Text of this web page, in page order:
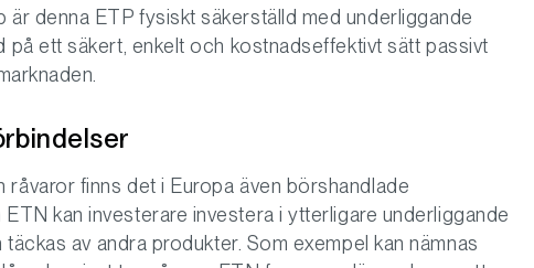
är denna ETP fysiskt säkerställd med underliggande
på ett säkert, enkelt och kostnadseffektivt sätt passivt
finns det i Europa även börshandlade
kan investerare investera i ytterligare underliggande
av andra produkter. Som exempel kan nämnas